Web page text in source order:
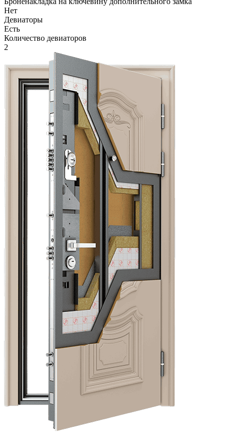
Нет
Девиаторы
Есть
Количество девиаторов
2